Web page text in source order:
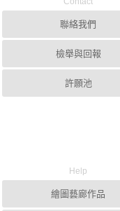
聯絡我們
檢舉與回報
許願池
Help
繪圖藝廊作品